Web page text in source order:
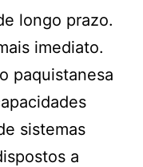
longo prazo.
imediato.
paquistanesa
sistemas
a